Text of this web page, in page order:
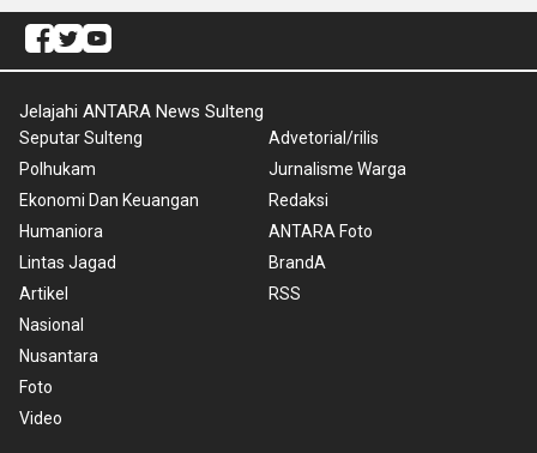
Jelajahi ANTARA News Sulteng
Seputar Sulteng
Polhukam
Ekonomi Dan Keuangan
Humaniora
Lintas Jagad
Artikel
Nasional
Nusantara
Foto
Video
Advetorial/rilis
Jurnalisme Warga
Redaksi
ANTARA Foto
BrandA
RSS